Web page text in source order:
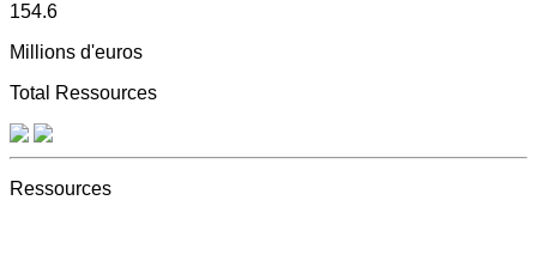
154.6
Millions d'euros
Total Ressources
Ressources